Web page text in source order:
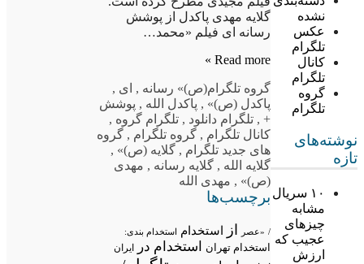
نشده
عکس
تلگرام
کانال
تلگرام
گروه
تلگرام
نوشته‌های
تازه
۱۰ سریال
مشابه
چیزهای
عجیب که
ارزش
گلایه مهدی پاکدل از پوشش
رسانه ای فیلم «محمد…
Read more »
گروه تلگرام(ص)» رسانه , ای ,
پاکدل (ص)» , پاکدل الله , پوشش
+
, تلگرام دانلود , تلگرام گروه ,
کانال تلگرام , گروه تلگرام , گروه
های جدید تلگرام , گلایه (ص)» ,
گلایه الله , گلایه رسانه , مهدی
(ص)» , مهدی الله
برچسب‌ها
/ «عصر از استخدام استخدام بندی:
استخدام تهران استخدام در ایران